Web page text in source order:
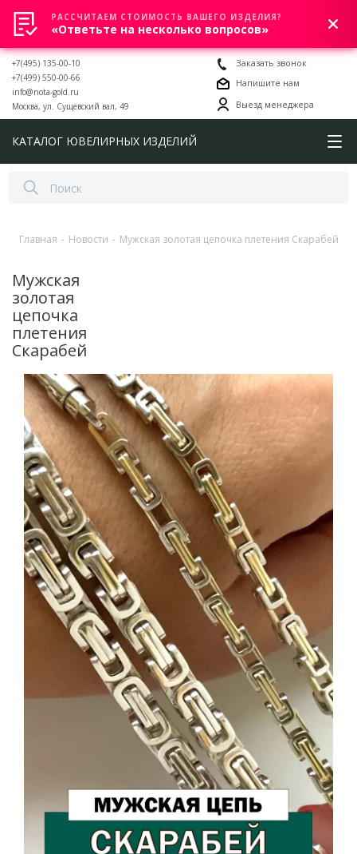
0
+7(495) 135-00-10
+7(499) 550-00-66
info@nota-gold.ru
Москва, ул. Сущевский вал, 49
Заказать звонок
Напишите нам
Выезд менеджера
КАТАЛОГ ЮВЕЛИРНЫХ ИЗДЕЛИЙ
Главная - Новости - Мужская золотая цепочка плетения Скарабей
Мужская
золотая
цепочка
плетения
Скарабей
РАССЧИТАЕМ СТОИМОСТЬ ВАШЕГО ИЗДЕЛИЯ?
«Ответьте на несколько вопросов»